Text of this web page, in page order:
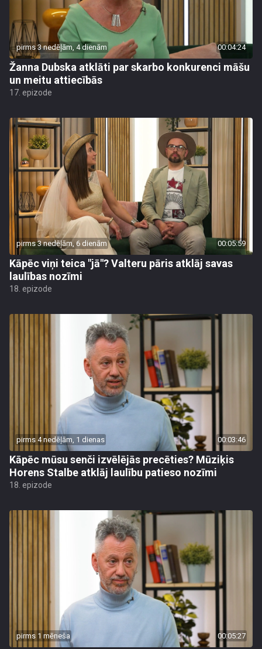
pirms 3 nedēļām, 4 dienām 00:04:24
Žanna Dubska atklāti par skarbo konkurenci māšu
un meitu attiecībās
17. epizode
pirms 3 nedēļām, 6 dienām 00:05:59
Kāpēc viņi teica "jā"? Valteru pāris atklāj savas
laulības nozīmi
18. epizode
pirms 4 nedēļām, 1 dienas 00:03:46
Kāpēc mūsu senči izvēlējās precēties? Mūziķis
Horens Stalbe atklāj laulību patieso nozīmi
18. epizode
pirms 1 mēneša 00:05:27